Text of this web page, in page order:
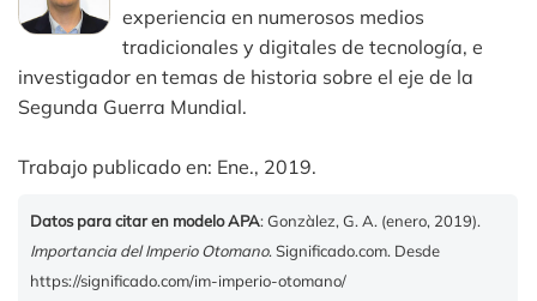
experiencia en numerosos medios
tradicionales y digitales de tecnología, e
investigador en temas de historia sobre el eje de la
Segunda Guerra Mundial.
Trabajo publicado en: Ene., 2019.
Datos para citar en modelo APA: Gonzàlez, G. A. (enero, 2019).
Importancia del Imperio Otomano. Significado.com. Desde
https://significado.com/im-imperio-otomano/